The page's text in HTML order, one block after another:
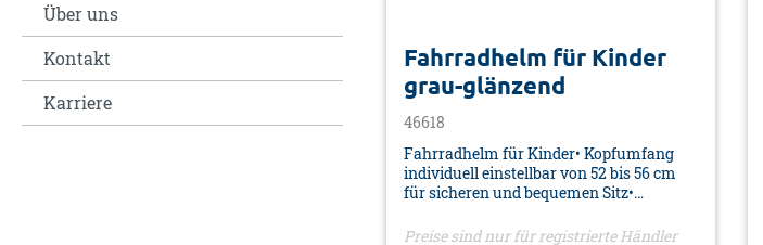
Über uns
Kontakt
Karriere
Fahrradhelm für Kinder
grau-glänzend
46618
Fahrradhelm für Kinder• Kopfumfang
individuell einstellbar von 52 bis 56 cm
für sicheren und bequemen Sitz•
Luftzirkulation und Kühlung•
Preise sind nur für registrierte Händler